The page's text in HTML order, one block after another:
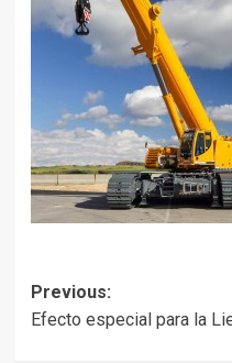
Post
navigation
Previous:
Efecto especial para la